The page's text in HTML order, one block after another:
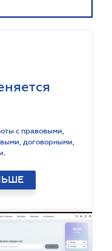
с правовыми,
договорными,